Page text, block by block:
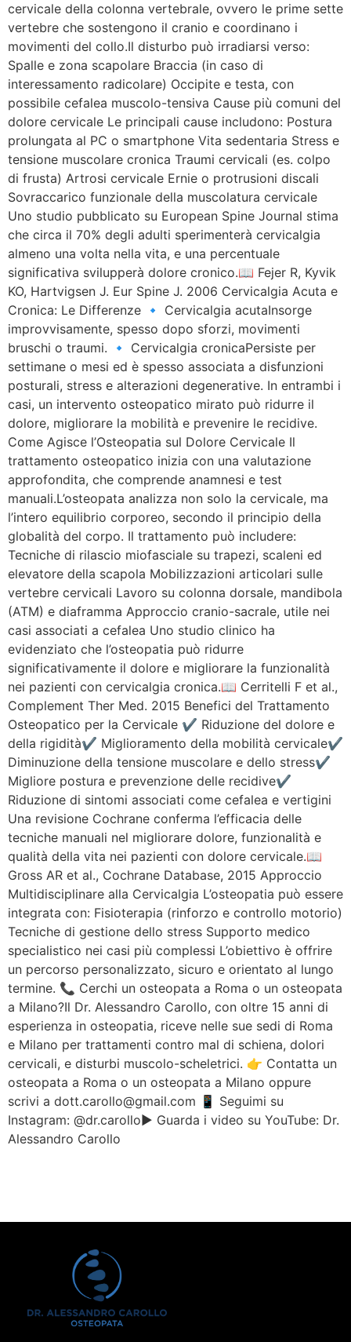
cervicale della colonna vertebrale, ovvero le prime sette
vertebre che sostengono il cranio e coordinano i
movimenti del collo.Il disturbo può irradiarsi verso:
Spalle e zona scapolare Braccia (in caso di
interessamento radicolare) Occipite e testa, con
possibile cefalea muscolo-tensiva Cause più comuni del
dolore cervicale Le principali cause includono: Postura
prolungata al PC o smartphone Vita sedentaria Stress e
tensione muscolare cronica Traumi cervicali (es. colpo
di frusta) Artrosi cervicale Ernie o protrusioni discali
Sovraccarico funzionale della muscolatura cervicale
Uno studio pubblicato su European Spine Journal stima
che circa il 70% degli adulti sperimenterà cervicalgia
almeno una volta nella vita, e una percentuale
significativa svilupperà dolore cronico.📖 Fejer R, Kyvik
KO, Hartvigsen J. Eur Spine J. 2006 Cervicalgia Acuta e
Cronica: Le Differenze 🔹 Cervicalgia acutaInsorge
improvvisamente, spesso dopo sforzi, movimenti
bruschi o traumi. 🔹 Cervicalgia cronicaPersiste per
settimane o mesi ed è spesso associata a disfunzioni
posturali, stress e alterazioni degenerative. In entrambi i
casi, un intervento osteopatico mirato può ridurre il
dolore, migliorare la mobilità e prevenire le recidive.
Come Agisce l’Osteopatia sul Dolore Cervicale Il
trattamento osteopatico inizia con una valutazione
approfondita, che comprende anamnesi e test
manuali.L’osteopata analizza non solo la cervicale, ma
l’intero equilibrio corporeo, secondo il principio della
globalità del corpo. Il trattamento può includere:
Tecniche di rilascio miofasciale su trapezi, scaleni ed
elevatore della scapola Mobilizzazioni articolari sulle
vertebre cervicali Lavoro su colonna dorsale, mandibola
(ATM) e diaframma Approccio cranio-sacrale, utile nei
casi associati a cefalea Uno studio clinico ha
evidenziato che l’osteopatia può ridurre
significativamente il dolore e migliorare la funzionalità
nei pazienti con cervicalgia cronica.📖 Cerritelli F et al.,
Complement Ther Med. 2015 Benefici del Trattamento
Osteopatico per la Cervicale ✔ Riduzione del dolore e
della rigidità✔ Miglioramento della mobilità cervicale✔
Diminuzione della tensione muscolare e dello stress✔
Migliore postura e prevenzione delle recidive✔
Riduzione di sintomi associati come cefalea e vertigini
Una revisione Cochrane conferma l’efficacia delle
tecniche manuali nel migliorare dolore, funzionalità e
qualità della vita nei pazienti con dolore cervicale.📖
Gross AR et al., Cochrane Database, 2015 Approccio
Multidisciplinare alla Cervicalgia L’osteopatia può essere
integrata con: Fisioterapia (rinforzo e controllo motorio)
Tecniche di gestione dello stress Supporto medico
specialistico nei casi più complessi L’obiettivo è offrire
un percorso personalizzato, sicuro e orientato al lungo
termine. 📞 Cerchi un osteopata a Roma o un osteopata
a Milano?Il Dr. Alessandro Carollo, con oltre 15 anni di
esperienza in osteopatia, riceve nelle sue sedi di Roma
e Milano per trattamenti contro mal di schiena, dolori
cervicali, e disturbi muscolo-scheletrici. 👉 Contatta un
osteopata a Roma o un osteopata a Milano oppure
scrivi a dott.carollo@gmail.com 📱 Seguimi su
Instagram: @dr.carollo▶️ Guarda i video su YouTube: Dr.
Alessandro Carollo